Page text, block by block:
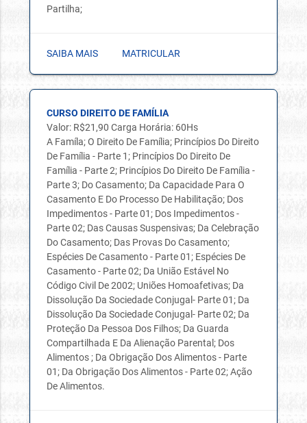
Partilha;
SAIBA MAIS MATRICULAR
CURSO DIREITO DE FAMÍLIA
Valor: R$21,90 Carga Horária: 60Hs
A Famíla; O Direito De Família; Princípios Do Direito
De Família - Parte 1; Princípios Do Direito De
Família - Parte 2; Princípios Do Direito De Família -
Parte 3; Do Casamento; Da Capacidade Para O
Casamento E Do Processo De Habilitação; Dos
Impedimentos - Parte 01; Dos Impedimentos -
Parte 02; Das Causas Suspensivas; Da Celebração
Do Casamento; Das Provas Do Casamento;
Espécies De Casamento - Parte 01; Espécies De
Casamento - Parte 02; Da União Estável No
Código Civil De 2002; Uniões Homoafetivas; Da
Dissolução Da Sociedade Conjugal- Parte 01; Da
Dissolução Da Sociedade Conjugal- Parte 02; Da
Proteção Da Pessoa Dos Filhos; Da Guarda
Compartilhada E Da Alienação Parental; Dos
Alimentos ; Da Obrigação Dos Alimentos - Parte
01; Da Obrigação Dos Alimentos - Parte 02; Ação
De Alimentos.